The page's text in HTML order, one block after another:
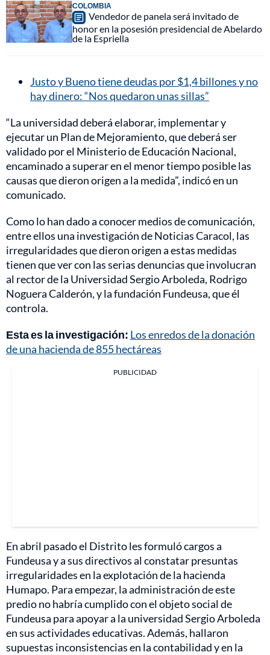
COLOMBIA
Vendedor de panela será invitado de
honor en la posesión presidencial de Abelardo
de la Espriella
Justo y Bueno tiene deudas por $1,4 billones y no
hay dinero: “Nos quedaron unas sillas”
“La universidad deberá elaborar, implementar y
ejecutar un Plan de Mejoramiento, que deberá ser
validado por el Ministerio de Educación Nacional,
encaminado a superar en el menor tiempo posible las
causas que dieron origen a la medida”, indicó en un
comunicado.
Como lo han dado a conocer medios de comunicación,
entre ellos una investigación de Noticias Caracol, las
irregularidades que dieron origen a estas medidas
tienen que ver con las serias denuncias que involucran
al rector de la Universidad Sergio Arboleda, Rodrigo
Noguera Calderón, y la fundación Fundeusa, que él
controla.
Esta es la investigación: Los enredos de la donación
de una hacienda de 855 hectáreas
PUBLICIDAD
En abril pasado el Distrito les formuló cargos a
Fundeusa y a sus directivos al constatar presuntas
irregularidades en la explotación de la hacienda
Humapo. Para empezar, la administración de este
predio no habría cumplido con el objeto social de
Fundeusa para apoyar a la universidad Sergio Arboleda
en sus actividades educativas. Además, hallaron
supuestas inconsistencias en la contabilidad y en la